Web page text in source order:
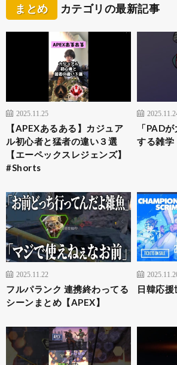
まとめ カテゴリの最新記事
2025.11.25
【APEXあるある】カジュア
ル初心者と猛者の違い３選
【エーペックスレジェンズ】
#Shorts
「PAD
する雑学
2025.11.22
フルパランク 連携終わってる
シーンまとめ【APEX】
日韓応